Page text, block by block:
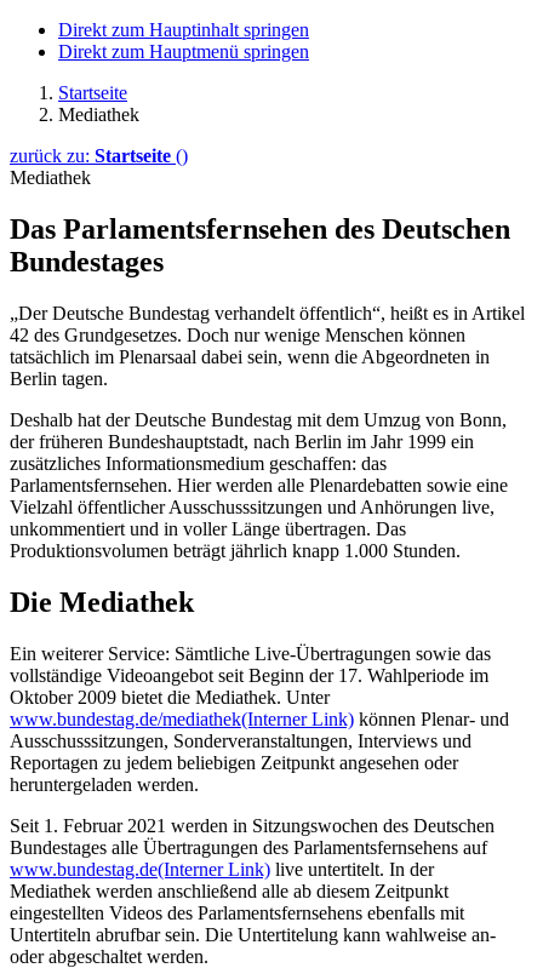
Direkt zum Hauptinhalt springen
Direkt zum Hauptmenü springen
Startseite
Mediathek
zurück zu: Startseite ()
Mediathek
Das Parlamentsfernsehen des Deutschen
Bundestages
„Der Deutsche Bundestag verhandelt öffentlich“, heißt es in Artikel
42 des Grundgesetzes. Doch nur wenige Menschen können
tatsächlich im Plenarsaal dabei sein, wenn die Abgeordneten in
Berlin tagen.
Deshalb hat der Deutsche Bundestag mit dem Umzug von Bonn,
der früheren Bundeshauptstadt, nach Berlin im Jahr 1999 ein
zusätzliches Informationsmedium geschaffen: das
Parlamentsfernsehen. Hier werden alle Plenardebatten sowie eine
Vielzahl öffentlicher Ausschusssitzungen und Anhörungen live,
unkommentiert und in voller Länge übertragen. Das
Produktionsvolumen beträgt jährlich knapp 1.000 Stunden.
Die Mediathek
Ein weiterer Service: Sämtliche Live-Übertragungen sowie das
vollständige Videoangebot seit Beginn der 17. Wahlperiode im
Oktober 2009 bietet die Mediathek. Unter
www.bundestag.de/mediathek(Interner Link) können Plenar- und
Ausschusssitzungen, Sonderveranstaltungen, Interviews und
Reportagen zu jedem beliebigen Zeitpunkt angesehen oder
heruntergeladen werden.
Seit 1. Februar 2021 werden in Sitzungswochen des Deutschen
Bundestages alle Übertragungen des Parlamentsfernsehens auf
www.bundestag.de(Interner Link) live untertitelt. In der
Mediathek werden anschließend alle ab diesem Zeitpunkt
eingestellten Videos des Parlamentsfernsehens ebenfalls mit
Untertiteln abrufbar sein. Die Untertitelung kann wahlweise an-
oder abgeschaltet werden.